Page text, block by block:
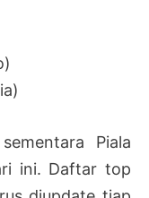
Piala
ini. Daftar top